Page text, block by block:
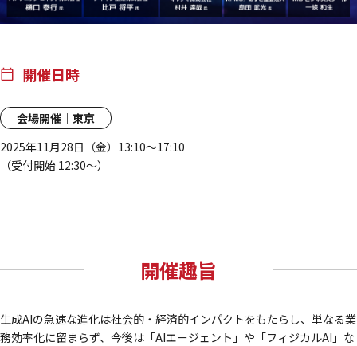
calendar_today 開催日時
会場開催｜東京
2025年11月28日（金）13:10～17:10
（受付開始 12:30～）
開催趣旨
生成AIの急速な進化は社会的・経済的インパクトをもたらし、単なる業
務効率化に留まらず、今後は「AIエージェント」や「フィジカルAI」な